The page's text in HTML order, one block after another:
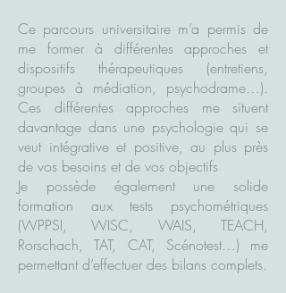
Ce parcours universitaire m’a permis de
me former à différentes approches et
dispositifs thérapeutiques (entretiens,
groupes à médiation, psychodrame…).
Ces différentes approches me situent
davantage dans une psychologie qui se
veut intégrative et positive, au plus près
de vos besoins et de vos objectifs
Je possède également une solide
formation aux tests psychométriques
(WPPSI, WISC, WAIS, TEACH,
Rorschach, TAT, CAT, Scénotest…) me
permettant d’effectuer des bilans complets.